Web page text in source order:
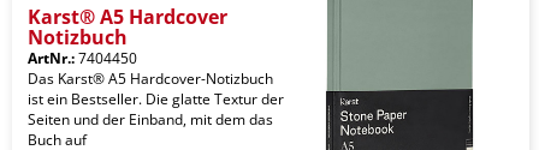
Karst® A5 Hardcover
Notizbuch
ArtNr.:7404450
Das Karst® A5 Hardcover-Notizbuch
ist ein Bestseller. Die glatte Textur der
Seiten und der Einband, mit dem das
Buch auf